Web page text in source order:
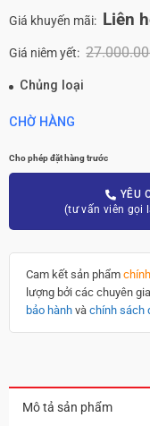
Giá khuyến mãi: Liên
Giá niêm yết:
Chủng loại
CHỜ HÀNG
Cho phép đặt hàng trước
YÊU
(tư vấn viên gọi
Cam kết sản phẩm
lượng bởi các chuyên
bảo hành và chính sách
Mô tả sản phẩm